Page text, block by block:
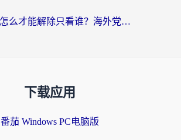
优酷视频怎么才能解除只看谁？海外党亲测有效的追剧自由指南
下载应用
番茄 Windows PC电脑版